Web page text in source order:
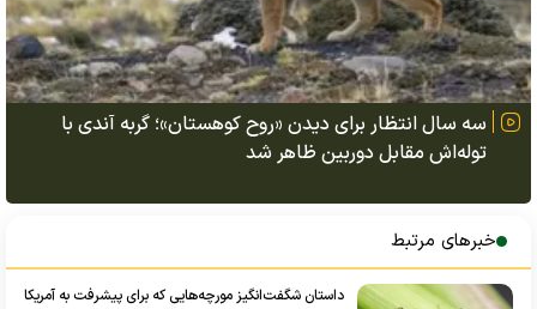
سه سال انتظار برای دیدن «روح کوهستان»؛ گربه آندی با
توله‌اش مقابل دوربین ظاهر شد
خبرهای مرتبط
داستان شگفت‌انگیز مورچه‌هایی که برای پیشرفت به آمریکا